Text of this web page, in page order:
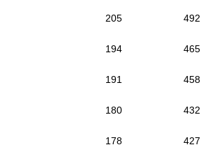
205
194
191
180
178